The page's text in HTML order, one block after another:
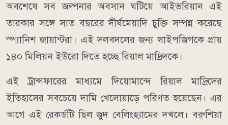
অবশেষে সব জল্পনার অবসান ঘটিয়ে আইভরিয়ান এই
তারকার সঙ্গে সাত বছরের দীর্ঘমেয়াদি চুক্তি সম্পন্ন করেছে
স্প্যানিশ জায়ান্টরা। এই দলবদলের জন্য লাইপজিগকে প্রায়
১৪০ মিলিয়ন ইউরো দিতে হচ্ছে রিয়াল মাদ্রিদকে।
এই ট্রান্সফারের মাধ্যমে দিয়োমান্দে রিয়াল মাদ্রিদের
ইতিহাসের সবচেয়ে দামি খেলোয়াড়ে পরিণত হয়েছেন। এর
আগে এই রেকর্ডটি ছিল জুদ বেলিংহ্যামের দখলে। বরুশিয়া